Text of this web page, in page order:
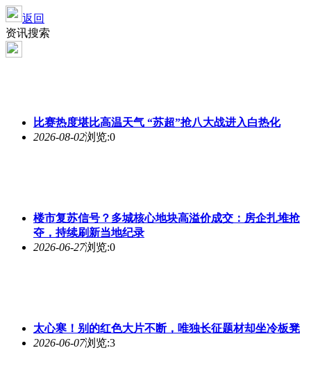
返回
资讯搜索
比赛热度堪比高温天气 “苏超”抢八大战进入白热化
2026-08-02浏览:0
楼市复苏信号？多城核心地块高溢价成交：房企扎堆抢
夺，持续刷新当地纪录
2026-06-27浏览:0
太心寒！别的红色大片不断，唯独长征题材却坐冷板凳
2026-06-07浏览:3